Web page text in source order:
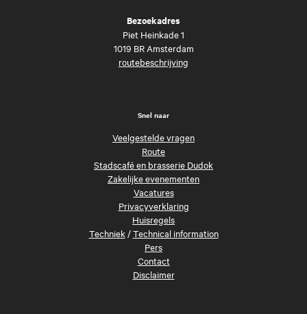
Bezoekadres
Piet Heinkade 1
1019 BR Amsterdam
routebeschrijving
Snel naar
Veelgestelde vragen
Route
Stadscafé en brasserie Dudok
Zakelijke evenementen
Vacatures
Privacyverklaring
Huisregels
Techniek/Technical information
Pers
Contact
Disclaimer